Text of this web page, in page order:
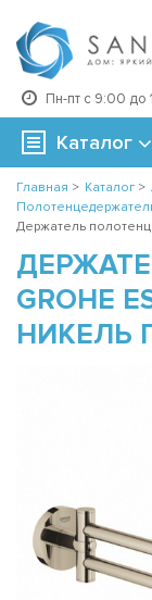
Пн-пт с 9:00 до
Каталог
Главная > Каталог >
Держатель
GROHE
НИКЕЛЬ